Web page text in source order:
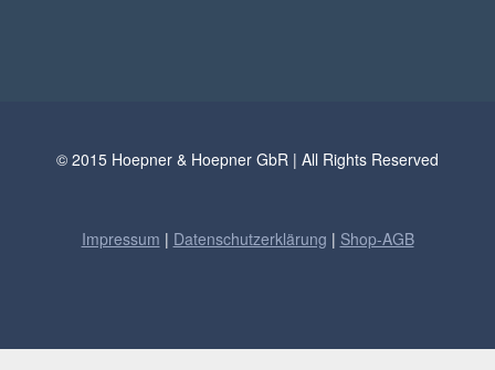
© 2015 Hoepner & Hoepner GbR | All Rights Reserved
Impressum | Datenschutzerklärung | Shop-AGB